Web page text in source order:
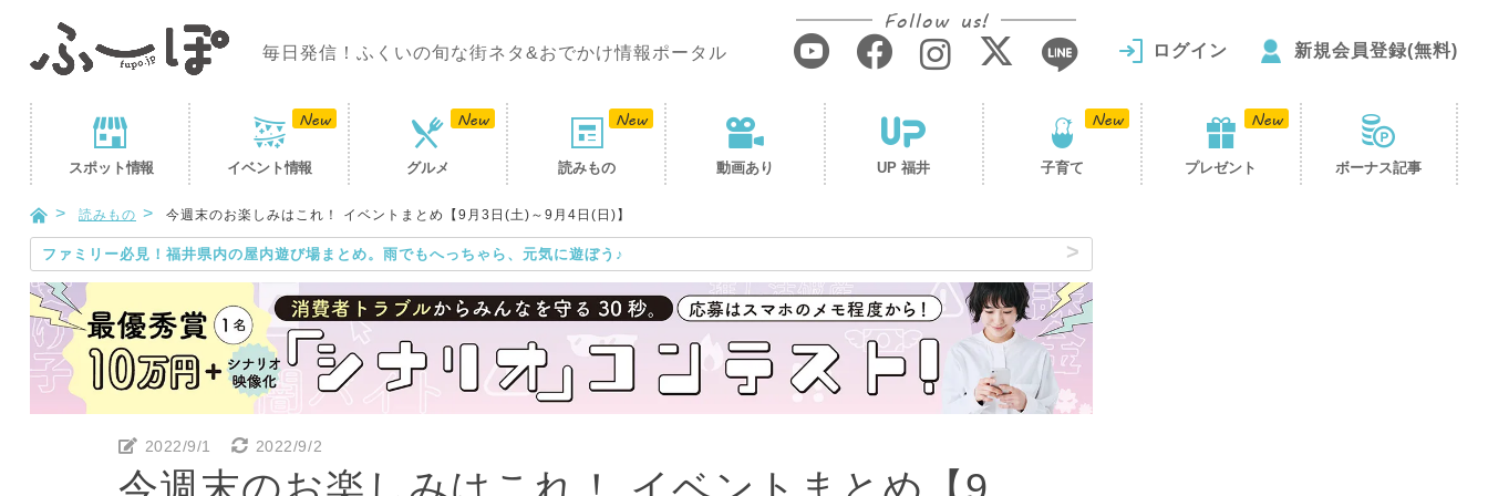
毎日発信！ふくいの旬な街ネタ&おでかけ情報ポータル
Follow us!
ログイン 新規会員登録(無料)
スポット情報 イベント情報 グルメ 読みもの 動画あり UP 福井 子育て プレゼント ボーナス記事
読みもの 今週末のお楽しみはこれ！ イベントまとめ【9月3日(土)～9月4日(日)】
ファミリー必見！福井県内の屋内遊び場まとめ。雨でもへっちゃら、元気に遊ぼう♪
2022/9/1 2022/9/2